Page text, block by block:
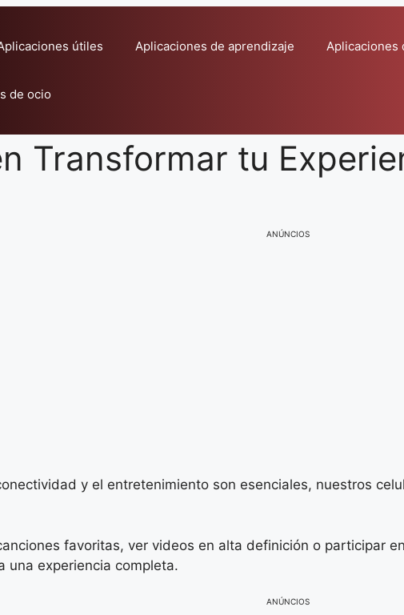
útiles Aplicaciones de aprendizaje Aplicaciones
de ocio
Transformar tu
ANÚNCIOS
y el entretenimiento son esenciales, nuestros
favoritas, ver videos en alta definición o participar
una experiencia completa.
ANÚNCIOS